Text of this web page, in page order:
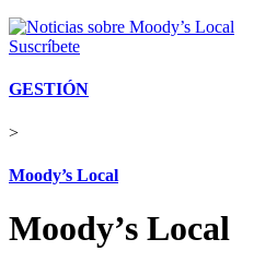
Suscríbete
GESTIÓN
>
Moody’s Local
Moody’s Local